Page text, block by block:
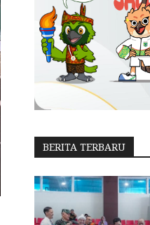
BERITA TERBARU